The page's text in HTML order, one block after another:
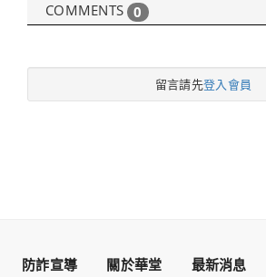
COMMENTS 0
留言請先登入會員
防詐宣導 關於華堂 最新消息